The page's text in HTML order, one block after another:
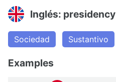
Inglés: presidency
Sociedad Sustantivo
Examples